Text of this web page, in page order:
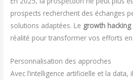
prospects recherchent des échanges
solutions adaptées. Le growth hacking
réalité pour transformer vos efforts
Personnalisation des approches
Avec l’intelligence artificielle et la